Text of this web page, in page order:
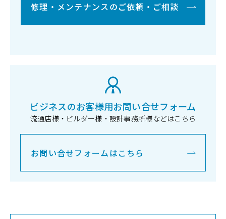
修理・メンテナンスのご依頼・ご相談
ビジネスのお客様用お問い合せフォーム
流通店様・ビルダー様・設計事務所様などはこちら
お問い合せフォームはこちら